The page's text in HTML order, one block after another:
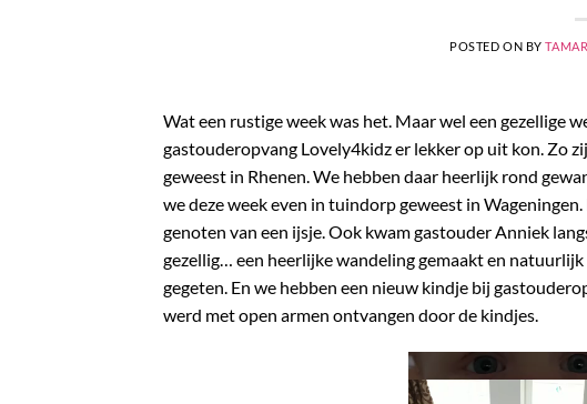
POSTED ON BY
Wat een rustige week was het. Maar wel een gezellige
gastouderopvang Lovely4kidz er lekker op uit kon. Zo
geweest in Rhenen. We hebben daar heerlijk rond
we deze week even in tuindorp geweest in
genoten van een ijsje. Ook kwam gastouder Anniek
gezellig… een heerlijke wandeling gemaakt en
gegeten. En we hebben een nieuw kindje bij
werd met open armen ontvangen door de kindjes.